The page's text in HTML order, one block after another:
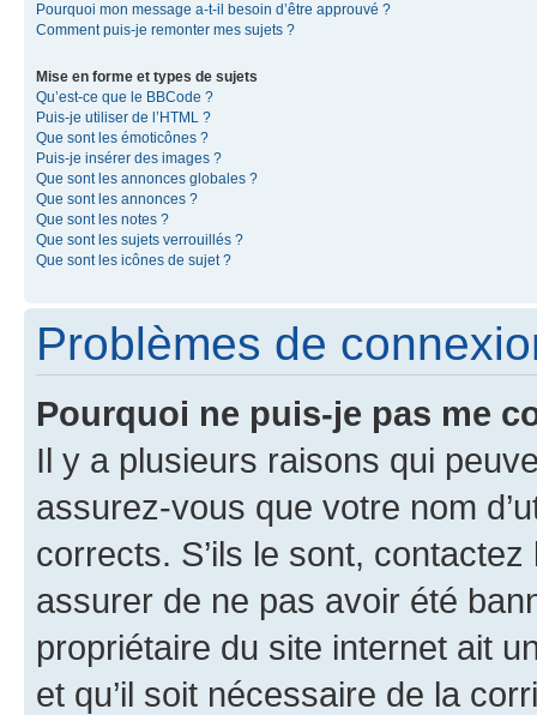
Pourquoi mon message a-t-il besoin d’être approuvé ?
Comment puis-je remonter mes sujets ?
Mise en forme et types de sujets
Qu’est-ce que le BBCode ?
Puis-je utiliser de l’HTML ?
Que sont les émoticônes ?
Puis-je insérer des images ?
Que sont les annonces globales ?
Que sont les annonces ?
Que sont les notes ?
Que sont les sujets verrouillés ?
Que sont les icônes de sujet ?
Problèmes de
Pourquoi ne puis-je pas me
Il y a plusieurs raisons qui
assurez-vous que votre nom
corrects. S’ils le sont,
assurer de ne pas avoir été
propriétaire du site internet ait
et qu’il soit nécessaire de la